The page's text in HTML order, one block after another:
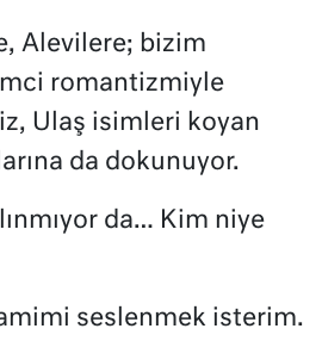
Alevilere; bizim
romantizmiyle
Ulaş isimleri koyan
da dokunuyor.
da… Kim niye
seslenmek isterim.